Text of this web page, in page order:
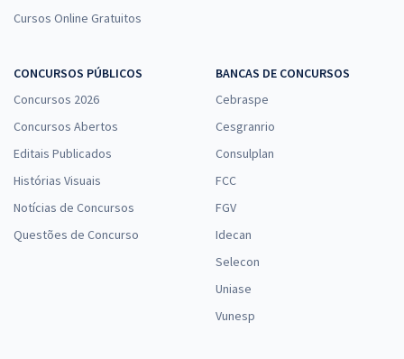
Cursos Online Gratuitos
CONCURSOS PÚBLICOS
Concursos 2026
Concursos Abertos
Editais Publicados
Histórias Visuais
Notícias de Concursos
Questões de Concurso
BANCAS DE CONCURSOS
Cebraspe
Cesgranrio
Consulplan
FCC
FGV
Idecan
Selecon
Uniase
Vunesp